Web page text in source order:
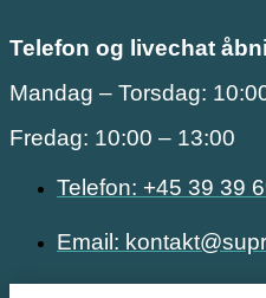
Telefon og livechat
Mandag – Torsdag:
Fredag: 10:00 – 13:00
Telefon: +45 39 39
Email: